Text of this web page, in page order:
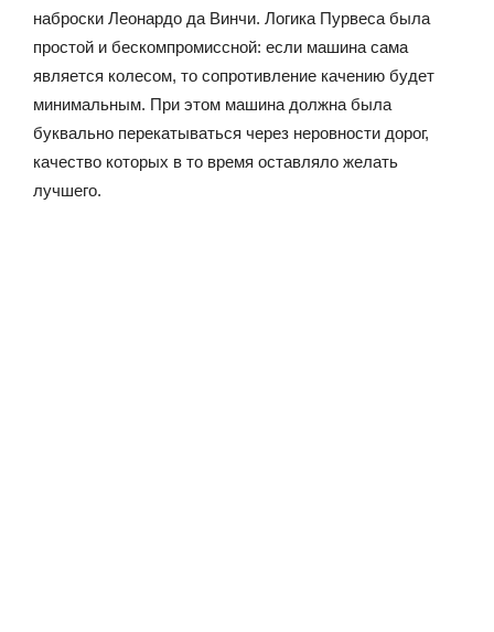
наброски Леонардо да Винчи. Логика Пурвеса была
простой и бескомпромиссной: если машина сама
является колесом, то сопротивление качению будет
минимальным. При этом машина должна была
буквально перекатываться через неровности дорог,
качество которых в то время оставляло желать
лучшего.